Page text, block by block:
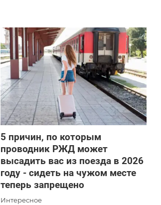
5 причин, по которым
проводник РЖД может
высадить вас из поезда в 2026
году - сидеть на чужом месте
теперь запрещено
Интересное